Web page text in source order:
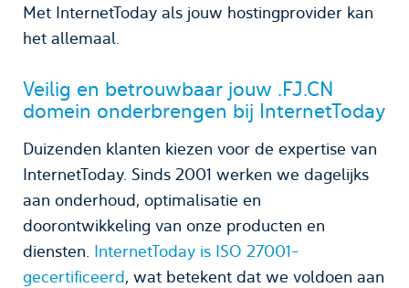
Met InternetToday als jouw hostingprovider kan
het allemaal.
Veilig en betrouwbaar jouw .FJ.CN
domein onderbrengen bij InternetToday
Duizenden klanten kiezen voor de expertise van
InternetToday. Sinds 2001 werken we dagelijks
aan onderhoud, optimalisatie en
doorontwikkeling van onze producten en
diensten. InternetToday is ISO 27001-
gecertificeerd, wat betekent dat we voldoen aan